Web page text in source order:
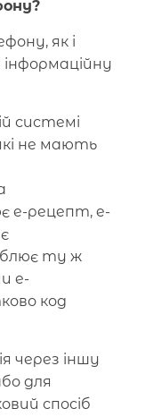
як і
системі
не мають
е-рецепт, е-
ту ж
е-
код
через іншу
для
спосіб